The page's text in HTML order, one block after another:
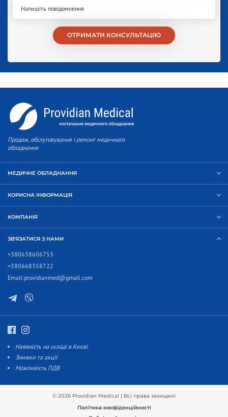
ОТРИМАТИ КОНСУЛЬТАЦІЮ
Продаж, обслуговування і ремонт медичного
обладнання
МЕДИЧНЕ ОБЛАДНАННЯ
КОРИСНА ІНФОРМАЦІЯ
КОМПАНІЯ
ЗВ'ЯЗАТИСЯ З НАМИ
+380638606753
+380668358722
Email:providianmed@gmail.com
Наявність на складі в Києві
Знижки та акції
Можливість ПДВ
© 2026 Providian Medical | Всі права захищені
Політика конфіденційності